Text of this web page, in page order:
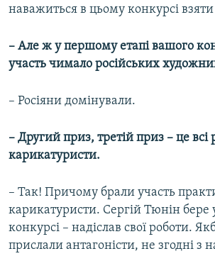
наважиться в цьому конкурсі взяти
– Але ж у першому етапі вашого
участь чимало російських
– Росіяни домінували.
– Другий приз, третій приз – це всі
карикатуристи.
– Так! Причому брали участь
карикатуристи. Сергій Тюнін бере
конкурсі – надіслав свої роботи.
прислали антагоністи, не згодні з